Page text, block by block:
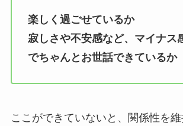
楽しく過ごせているか
寂しさや不安感など、マイナス
でちゃんとお世話できているか
ここができていないと、関係性を